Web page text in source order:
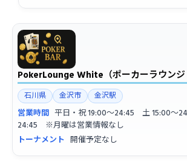
PokerLounge White（ポーカーラウンジ
石川県 金沢市 金沢駅
営業時間 平日・祝 19:00〜24:45 土 15:00〜
24:45 ※月曜は営業情報なし
トーナメント 開催予定なし